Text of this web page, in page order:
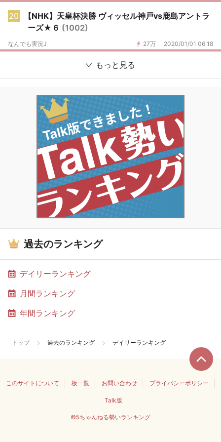
20
【NHK】天皇杯決勝 ヴィッセル神戸vs鹿島アントラ
ーズ★６ (1002)
27万 2020/01/01 06:18
なんでも実況J
もっと見る
過去のランキング
デイリーランキング
月間ランキング
年間ランキング
トップ 過去のランキング デイリーランキング
このサイトについて 板一覧 お問い合わせ プライバシーポリシー
Talk版
©5ちゃんねる勢いランキング